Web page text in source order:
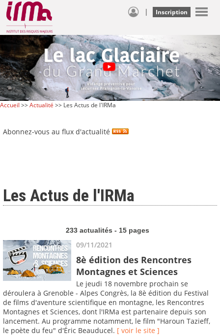
| Inscription
Accueil >>Actualité >> Les Actus de l'IRMa
Abonnez-vous au flux d'actualité
Les Actus de l'IRMa
233 actualités - 15 pages
09/11/2021
8è édition des Rencontres
Montagnes et Sciences
Le jeudi 18 novembre prochain se
déroulera à Grenoble - Alpes Congrès, la 8è édition du Festival
de films d'aventure scientifique en montagne, les Rencontres
Montagnes et Sciences, dont l'IRMa est partenaire depuis son
lancement. Au programme notamment, le film "Haroun Tazieff,
le poète du feu" d'Éric Beauducel. [ voir le site ]